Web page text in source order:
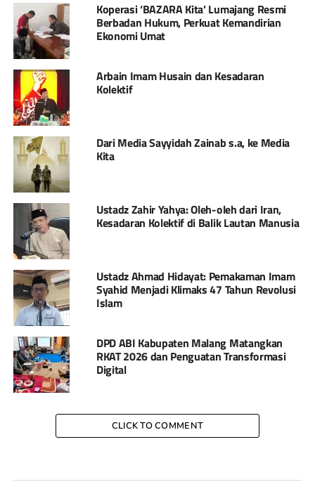
Koperasi ‘BAZARA Kita’ Lumajang Resmi
Berbadan Hukum, Perkuat Kemandirian
Ekonomi Umat
Arbain Imam Husain dan Kesadaran
Kolektif
Dari Media Sayyidah Zainab s.a, ke Media
Kita
Ustadz Zahir Yahya: Oleh-oleh dari Iran,
Kesadaran Kolektif di Balik Lautan Manusia
Ustadz Ahmad Hidayat: Pemakaman Imam
Syahid Menjadi Klimaks 47 Tahun Revolusi
Islam
DPD ABI Kabupaten Malang Matangkan
RKAT 2026 dan Penguatan Transformasi
Digital
CLICK TO COMMENT